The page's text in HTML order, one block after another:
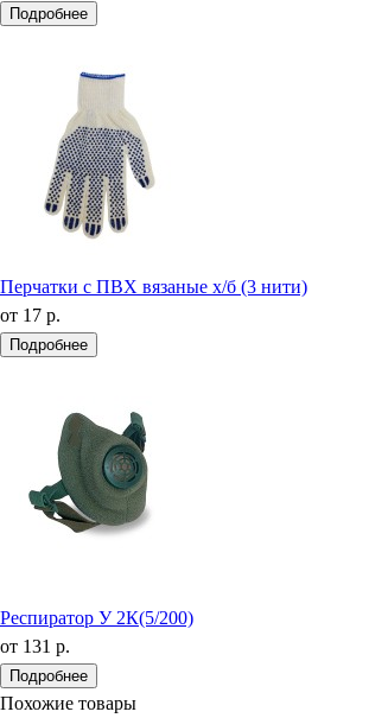
Подробнее
Перчатки с ПВХ вязаные х/б (3 нити)
от 17 р.
Подробнее
Респиратор У 2К(5/200)
от 131 р.
Подробнее
Похожие товары